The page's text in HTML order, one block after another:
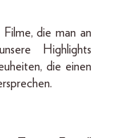
die man an
Highlights
die einen